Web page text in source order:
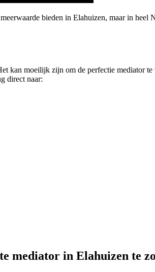
bieden in Elahuizen, maar in
kan moeilijk zijn om de perfectie mediator
direct naar:
mediator in Elahuizen te